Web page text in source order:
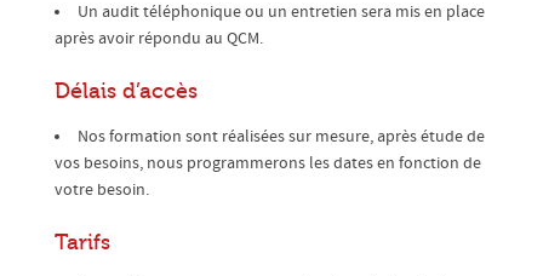
Un audit téléphonique ou un entretien sera mis en place
après avoir répondu au QCM.
Délais d’accès
Nos formation sont réalisées sur mesure, après étude de
vos besoins, nous programmerons les dates en fonction de
votre besoin.
Tarifs